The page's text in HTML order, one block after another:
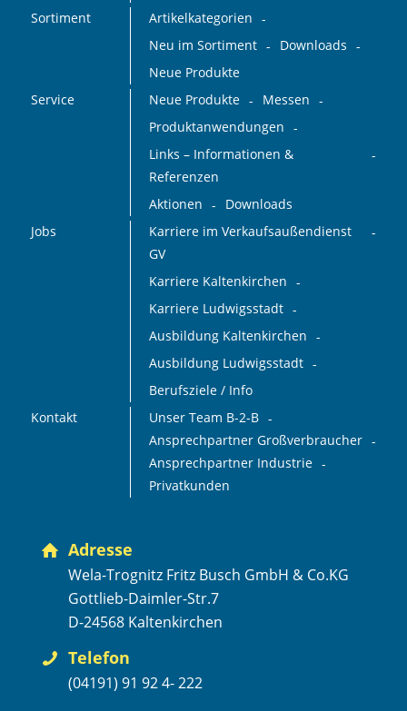
Sortiment
Artikelkategorien
Neu im Sortiment
Downloads
Neue Produkte
Service
Neue Produkte
Messen
Produktanwendungen
Links – Informationen &
Referenzen
Aktionen
Downloads
Jobs
Karriere im Verkaufsaußendienst
GV
Karriere Kaltenkirchen
Karriere Ludwigsstadt
Ausbildung Kaltenkirchen
Ausbildung Ludwigsstadt
Berufsziele / Info
Kontakt
Unser Team B-2-B
Ansprechpartner Großverbraucher
Ansprechpartner Industrie
Privatkunden
Adresse
Wela-Trognitz Fritz Busch GmbH & Co.KG
Gottlieb-Daimler-Str.7
D-24568 Kaltenkirchen
Telefon
(04191) 91 92 4- 222